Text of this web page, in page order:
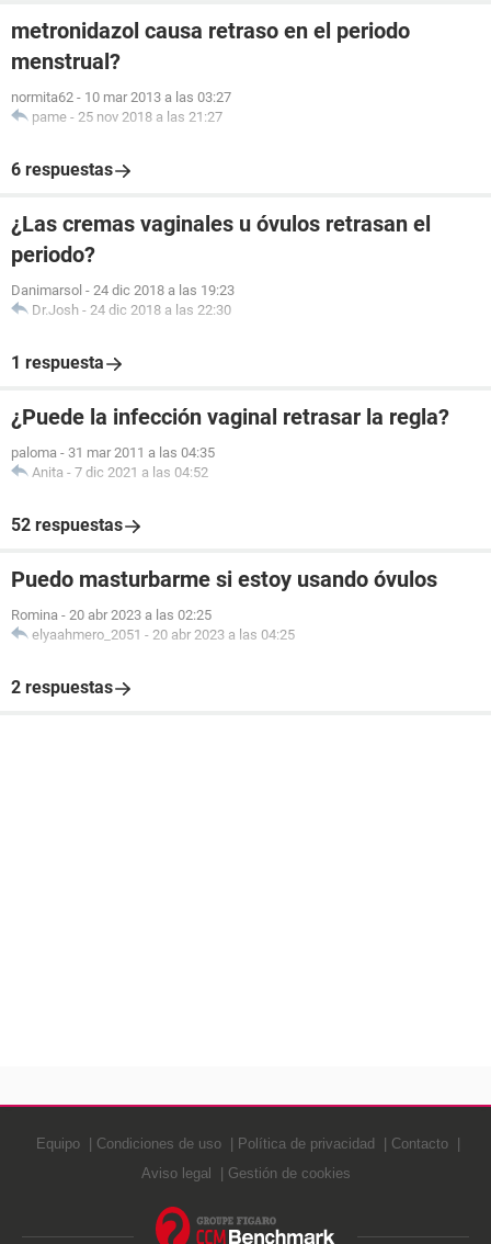
metronidazol causa retraso en el periodo
menstrual?
normita62 - 10 mar 2013 a las 03:27
pame - 25 nov 2018 a las 21:27
6 respuestas
¿Las cremas vaginales u óvulos retrasan el
periodo?
Danimarsol - 24 dic 2018 a las 19:23
Dr.Josh - 24 dic 2018 a las 22:30
1 respuesta
¿Puede la infección vaginal retrasar la regla?
paloma - 31 mar 2011 a las 04:35
Anita - 7 dic 2021 a las 04:52
52 respuestas
Puedo masturbarme si estoy usando óvulos
Romina - 20 abr 2023 a las 02:25
elyaahmero_2051 - 20 abr 2023 a las 04:25
2 respuestas
Equipo Condiciones de uso Política de privacidad
Contacto
Aviso legal
Gestión de cookies